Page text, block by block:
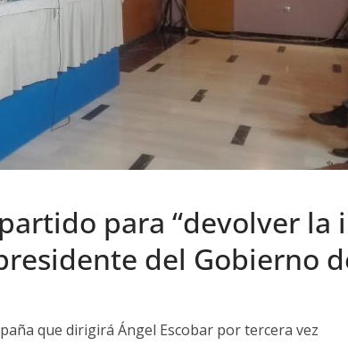
para “devolver la
del Gobierno
que dirigirá Ángel Escobar por tercera vez